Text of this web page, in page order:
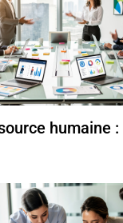
humaine